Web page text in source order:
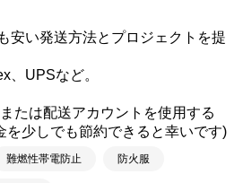
安い発送方法とプロジェクトを提
、UPSなど。
たは配送アカウントを使用する
を少しでも節約できると幸いです)
難燃性帯電防止 防火服